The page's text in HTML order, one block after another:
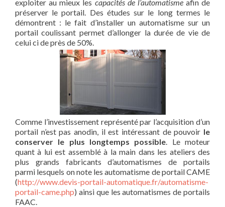
exploiter au mieux les capacités de l’automatismeafin de
préserver le portail. Des études sur le long termes le
démontrent : le fait d’installer un automatisme sur un
portail coulissant permet d’allonger la durée de vie de
celui ci de près de 50%.
Comme l’investissement représenté par l’acquisition d’un
portail n’est pas anodin, il est intéressant de pouvoir le
conserver le plus longtemps possible. Le moteur
quant à lui est assemblé à la main dans les ateliers des
plus grands fabricants d’automatismes de portails
parmi lesquels on note les automatisme de portail CAME
(http://www.devis-portail-automatique.fr/automatisme-
portail-came.php) ainsi que les automatismes de portails
FAAC.